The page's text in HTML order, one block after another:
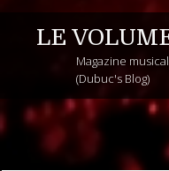
LE
Magazine
(Dubuc's Blog)